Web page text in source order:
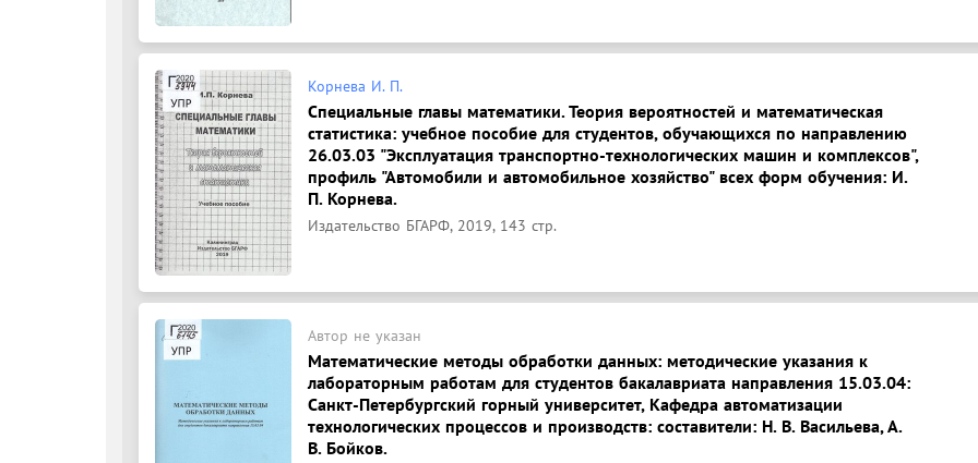
Корнева И. П.
Специальные главы математики. Теория вероятностей и математическая
статистика: учебное пособие для студентов, обучающихся по направлению
26.03.03 "Эксплуатация транспортно-технологических машин и комплексов",
профиль "Автомобили и автомобильное хозяйство" всех форм обучения: И.
П. Корнева.
Издательство БГАРФ, 2019, 143 стр.
Автор не указан
Математические методы обработки данных: методические указания к
лабораторным работам для студентов бакалавриата направления 15.03.04:
Санкт-Петербургский горный университет, Кафедра автоматизации
технологических процессов и производств: составители: Н. В. Васильева, А.
В. Бойков.